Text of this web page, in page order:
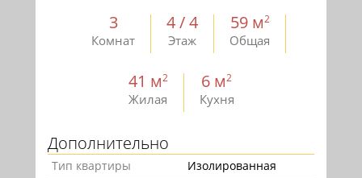
3
Комнат
4 / 4
Этаж
59 м2
Общая
41 м2
Жилая
6 м2
Кухня
Дополнительно
Тип квартиры
Изолированная